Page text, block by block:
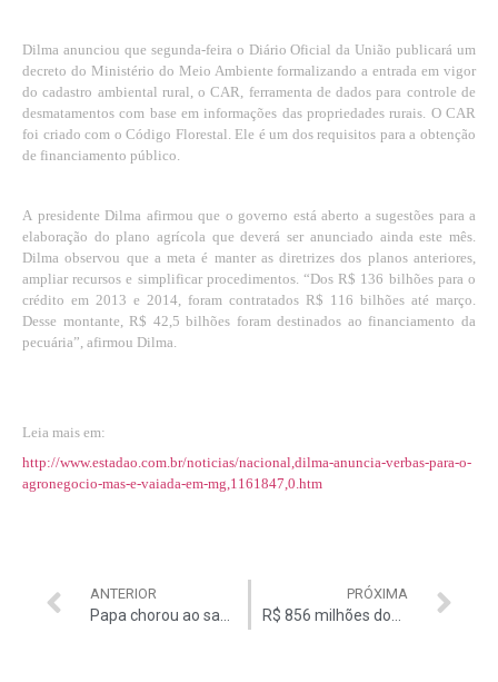
Dilma anunciou que segunda-feira o Diário Oficial da União publicará um
decreto do Ministério do Meio Ambiente formalizando a entrada em vigor
do cadastro ambiental rural, o CAR, ferramenta de dados para controle de
desmatamentos com base em informações das propriedades rurais. O CAR
foi criado com o Código Florestal. Ele é um dos requisitos para a obtenção
de financiamento público.
A presidente Dilma afirmou que o governo está aberto a sugestões para a
elaboração do plano agrícola que deverá ser anunciado ainda este mês.
Dilma observou que a meta é manter as diretrizes dos planos anteriores,
ampliar recursos e simplificar procedimentos. “Dos R$ 136 bilhões para o
crédito em 2013 e 2014, foram contratados R$ 116 bilhões até março.
Desse montante, R$ 42,5 bilhões foram destinados ao financiamento da
pecuária”, afirmou Dilma.
Leia mais em:
http://www.estadao.com.br/noticias/nacional,dilma-anuncia-verbas-para-o-
agronegocio-mas-e-vaiada-em-mg,1161847,0.htm
ANTERIOR PRÓXIMA